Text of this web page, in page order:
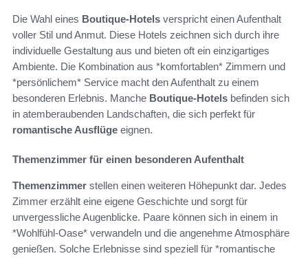
Die Wahl eines Boutique-Hotels verspricht einen Aufenthalt
voller Stil und Anmut. Diese Hotels zeichnen sich durch ihre
individuelle Gestaltung aus und bieten oft ein einzigartiges
Ambiente. Die Kombination aus *komfortablen* Zimmern und
*persönlichem* Service macht den Aufenthalt zu einem
besonderen Erlebnis. Manche Boutique-Hotels befinden sich
in atemberaubenden Landschaften, die sich perfekt für
romantische Ausflüge eignen.
Themenzimmer für einen besonderen Aufenthalt
Themenzimmer stellen einen weiteren Höhepunkt dar. Jedes
Zimmer erzählt eine eigene Geschichte und sorgt für
unvergessliche Augenblicke. Paare können sich in einem in
*Wohlfühl-Oase* verwandeln und die angenehme Atmosphäre
genießen. Solche Erlebnisse sind speziell für *romantische